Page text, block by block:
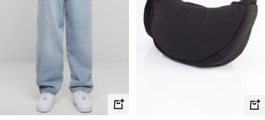
Schnellansicht
In